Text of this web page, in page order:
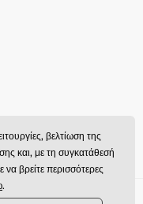
Píšť, Czech republic,
βελτίωση της
και, με τη συγκατάθεσή
βρείτε περισσότερες
.